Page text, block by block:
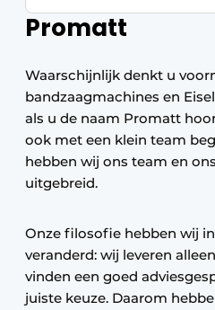
Promatt
Waarschijnlijk denkt u
bandzaagmachines en
als u de naam Promatt
ook met een klein team
hebben wij ons team en
uitgebreid.
Onze filosofie hebben wij
veranderd: wij leveren
vinden een goed
juiste keuze. Daarom